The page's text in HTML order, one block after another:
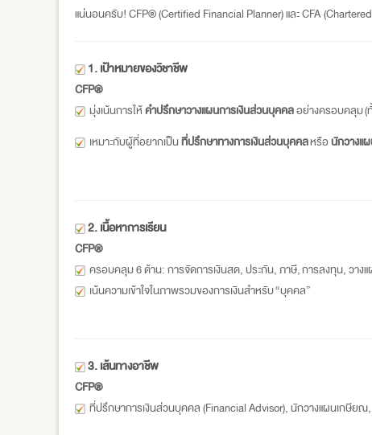
แน่นอนครับ! CFP® (Certified Financial Planner) และ CFA
1. เป้าหมายของวิชาชีพ
CFP®
มุ่งเน้นการให้คำปรึกษาวางแผนการเงินส่วนบุคคลอย่างครอบคลุม (
เหมาะกับผู้ที่อยากเป็นที่ปรึกษาทางการเงินส่วนบุคคลหรือนักวางแ
2. เนื้อหาการเรียน
CFP®
ครอบคลุม 6 ด้าน: การจัดการเงินสด, ประกัน, ภาษี, การลงทุน, วาง
เน้นความเข้าใจในภาพรวมของการเงินสำหรับ “บุคคล”
3. เส้นทางอาชีพ
CFP®
ที่ปรึกษาการเงินส่วนบุคคล (Financial Advisor), นักวางแผนเกษียณ